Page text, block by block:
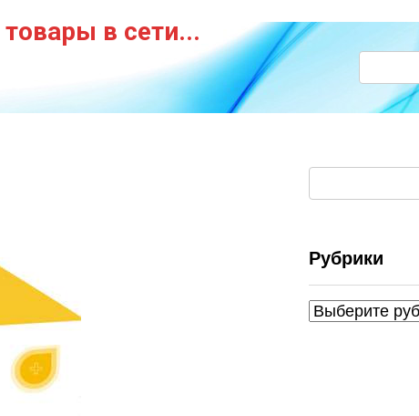
в сети...
Рубрики
Рубрики